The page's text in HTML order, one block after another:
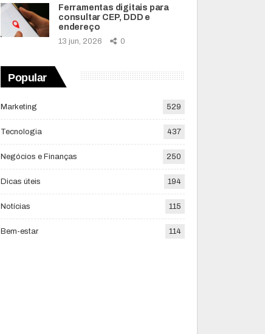
Ferramentas digitais para
consultar CEP, DDD e
endereço
13 jun, 2026 0
Popular
Marketing 529
Tecnologia 437
Negócios e Finanças 250
Dicas úteis 194
Notícias 115
Bem-estar 114